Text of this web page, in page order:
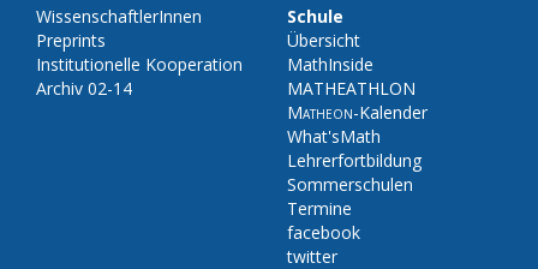
WissenschaftlerInnen
Preprints
Institutionelle Kooperation
Archiv 02-14
Schule
Übersicht
MathInside
MATHEATHLON
Matheon-Kalender
What'sMath
Lehrerfortbildung
Sommerschulen
Termine
facebook
twitter